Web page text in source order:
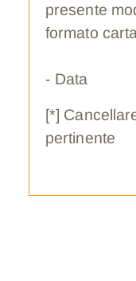
presente
formato
- Data
[*]
pertinente